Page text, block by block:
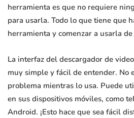
herramienta es que no requiere
para usarla. Todo lo que tiene que
herramienta y comenzar a usarla
La interfaz del descargador de
muy simple y fácil de entender. No
problema mientras lo usa. Puede
en sus dispositivos móviles, como
Android. ¡Esto hace que sea fácil